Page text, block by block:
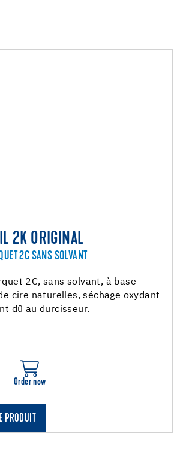
2K ORIGINAL
2C SANS SOLVANT
2C, sans solvant, à base
cire naturelles, séchage oxydant
dû au durcisseur.
Order now
PRODUIT